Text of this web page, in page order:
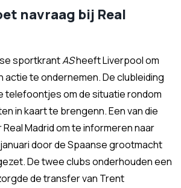
navraag bij Real
sportkrantASheeft Liverpool om
actie te ondernemen. De clubleiding
telefoontjes om de situatie rondom
in kaart te brengenn. Een van die
Madrid om te informeren naar
door de Spaanse grootmacht
De twee clubs onderhouden een
de transfer van Trent